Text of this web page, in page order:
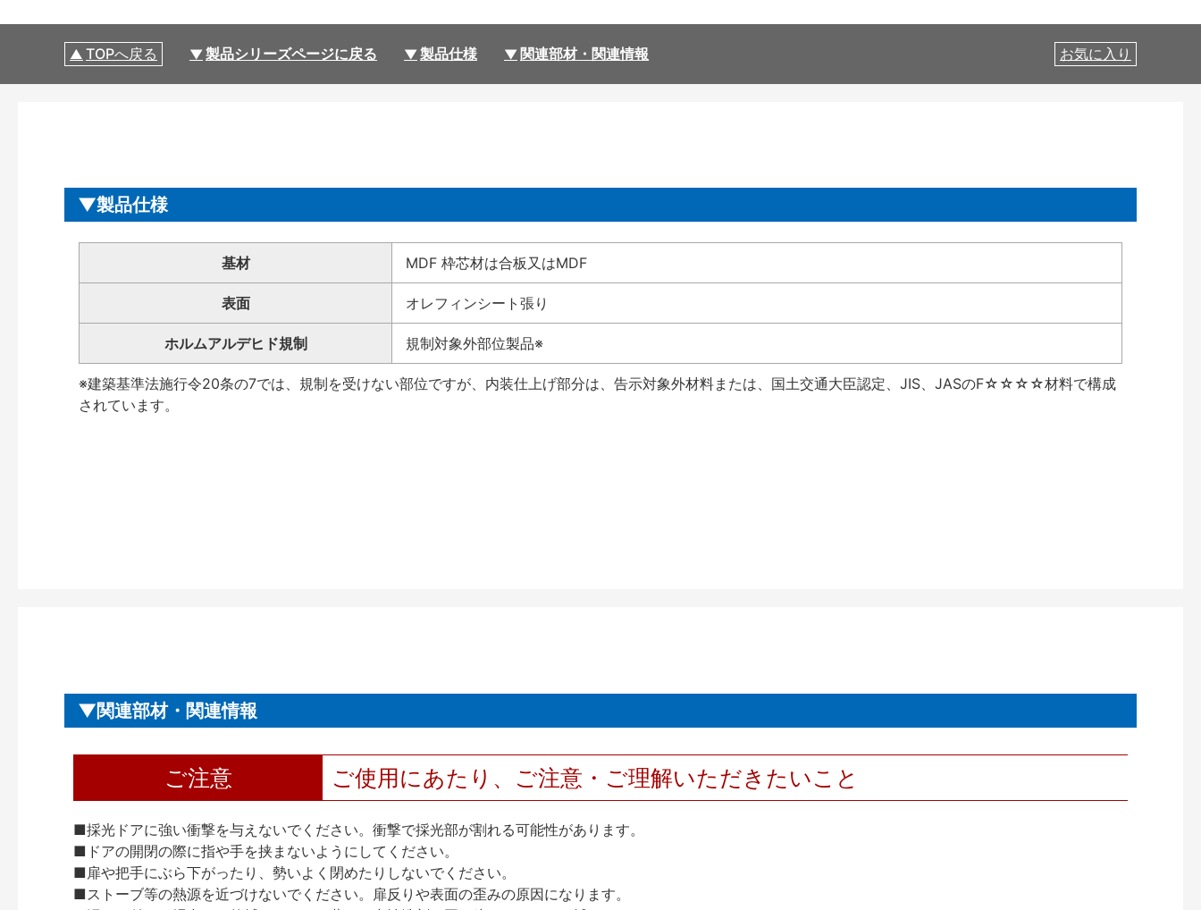
TOPへ戻る 製品シリーズページに戻る 製品仕様 関連部材・関連情報 お気に入り
製品仕様
基材 MDF 枠芯材は合板又はMDF
表面 オレフィンシート張り
ホルムアルデヒド規制 規制対象外部位製品※
※建築基準法施行令20条の7では、規制を受けない部位ですが、内装仕上げ部分は、告示対象外材料または、国土交通大臣認定、JIS、JASのF☆☆☆☆材料で構成
されています。
関連部材・関連情報
ご注意 ご使用にあたり、ご注意・ご理解いただきたいこと
■採光ドアに強い衝撃を与えないでください。衝撃で採光部が割れる可能性があります。
■ドアの開閉の際に指や手を挟まないようにしてください。
■扉や把手にぶら下がったり、勢いよく閉めたりしないでください。
■ストーブ等の熱源を近づけないでください。扉反りや表面の歪みの原因になります。